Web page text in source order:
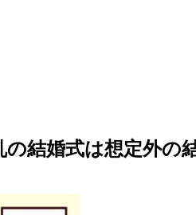
結婚式は想定外の